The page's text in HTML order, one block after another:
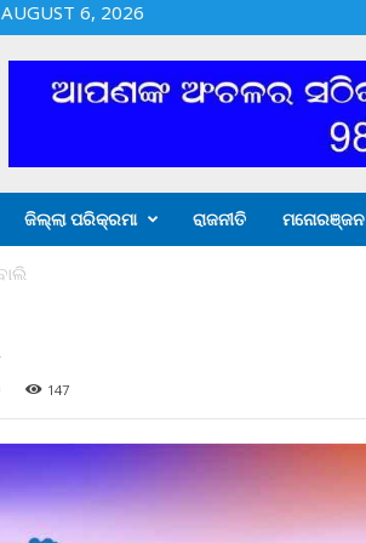
6, 2026
ଜିଲ୍ଲା ପରିକ୍ରମା ରାଜନୀତି ମନୋରଞ୍ଜନ
147